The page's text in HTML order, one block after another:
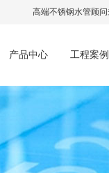
高端不锈钢水管顾
产品中心 工程案例